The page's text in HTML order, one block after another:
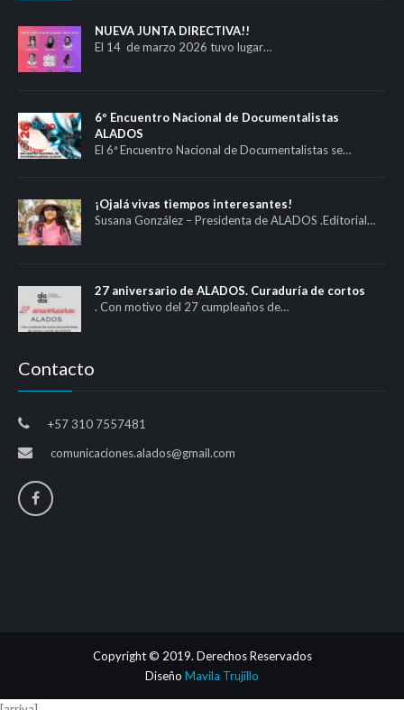
NUEVA JUNTA DIRECTIVA!!
El 14 de marzo 2026 tuvo lugar…
6º Encuentro Nacional de Documentalistas
ALADOS
El 6ª Encuentro Nacional de Documentalistas se…
¡Ojalá vivas tiempos interesantes!
Susana González – Presidenta de ALADOS .Editorial…
27 aniversario de ALADOS. Curaduría de cortos
. Con motivo del 27 cumpleaños de…
Contacto
+57 310 7557481
comunicaciones.alados@gmail.com
Copyright © 2019. Derechos Reservados
Diseño Mavila Trujillo